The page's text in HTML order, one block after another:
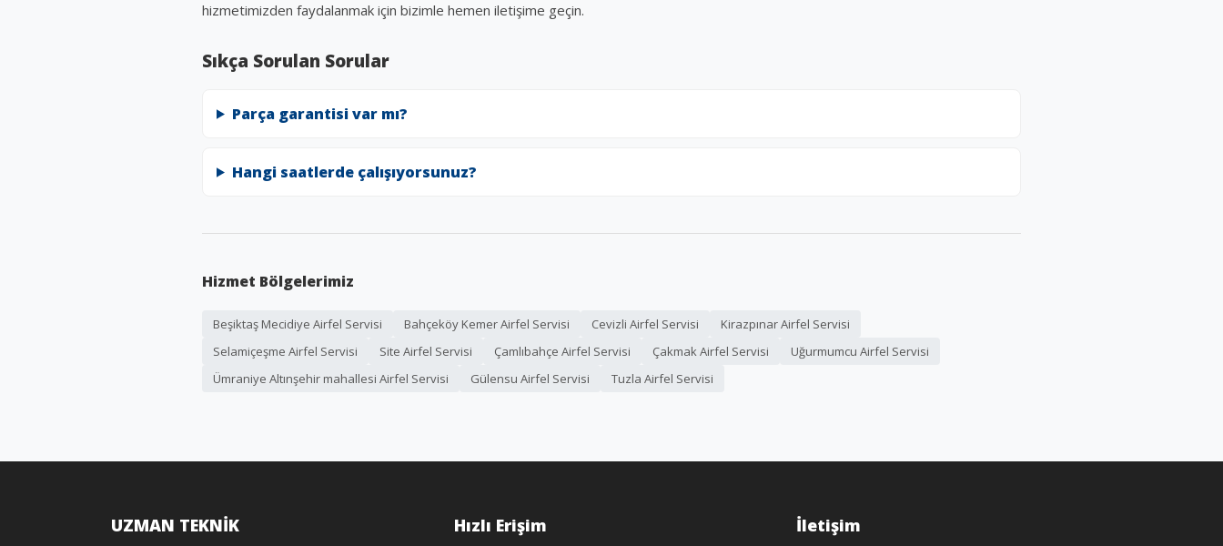
hizmetimizden faydalanmak için bizimle hemen iletişime geçin.
Sıkça Sorulan Sorular
Parça garantisi var mı?
Hangi saatlerde çalışıyorsunuz?
Hizmet Bölgelerimiz
Beşiktaş Mecidiye Airfel Servisi Bahçeköy Kemer Airfel Servisi Cevizli Airfel Servisi
Kirazpınar Airfel Servisi
Selamiçeşme Airfel Servisi
Site Airfel Servisi Çamlıbahçe Airfel Servisi Çakmak Airfel Servisi
Uğurmumcu Airfel Servisi
Ümraniye Altınşehir mahallesi Airfel Servisi
Gülensu Airfel Servisi Tuzla Airfel Servisi
UZMAN TEKNİK Hızlı Erişim İletişim